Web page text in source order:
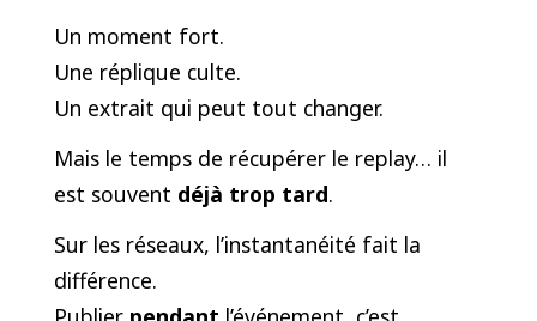
Un moment fort.
Une réplique culte.
Un extrait qui peut tout changer.
Mais le temps de récupérer le replay… il
est souvent déjà trop tard.
Sur les réseaux, l’instantanéité fait la
différence.